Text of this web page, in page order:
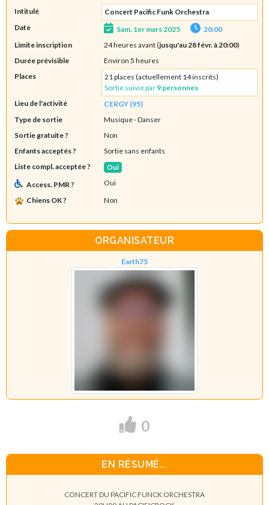
Intitulé
Concert Pacific Funk Orchestra
Date
Sam. 1er mars 2025
20:00
Limite inscription
24 heures avant (jusqu'au 28 févr. à 20:00)
Durée prévisible
Environ 5 heures
Places
21 places (actuellement 14 inscrits)
Sortie suivie par 9 personnes
Lieu de l'activité
CERGY (95)
Type de sortie
Musique- Danser
Sortie gratuite ?
Non
Enfants acceptés ?
Sortie sans enfants
Liste compl. acceptée ?
Oui
Access. PMR ?
Oui
Chiens OK ?
Non
ORGANISATEUR
Earth75
0
EN RÉSUMÉ...
CONCERT DU PACIFIC FUNCK ORCHESTRA